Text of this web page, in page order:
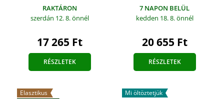
RAKTÁRON
szerdán 12. 8.önnél
17 265 Ft
RÉSZLETEK
7 NAPON BELÜL
kedden 18. 8.önnél
20 655 Ft
RÉSZLETEK
Elasztikus
Mi öltöztetjük